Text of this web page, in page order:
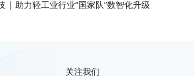
| 助力轻工业行业“国家队”数智化升级
关注我们